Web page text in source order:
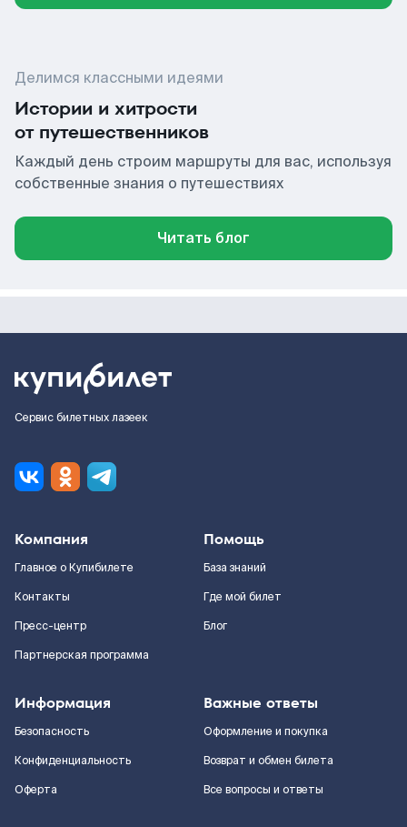
Делимся классными идеями
Истории и хитрости
от путешественников
Каждый день строим маршруты для вас, используя
собственные знания о путешествиях
Читать блог
Сервис билетных лазеек
Компания
Главное о Купибилете
Контакты
Пресс-центр
Партнерская программа
Помощь
База знаний
Где мой билет
Блог
Информация
Безопасность
Конфиденциальность
Оферта
Важные ответы
Оформление и покупка
Возврат и обмен билета
Все вопросы и ответы